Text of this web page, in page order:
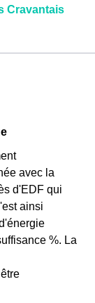
Cravantais
avec la
d'EDF qui
ainsi
%. La